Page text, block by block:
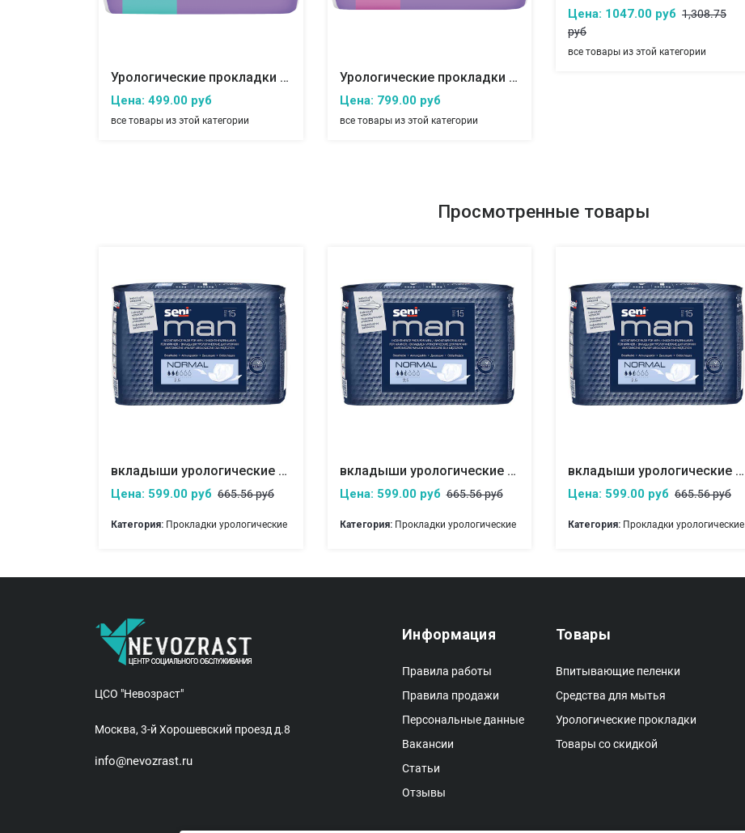
Урологические прокладки для женщин SENI LADY Extra
Цена: 499.00 руб
все товары из этой категории
Урологические прокладки для женщин SENI LADY Super
Цена: 799.00 руб
все товары из этой категории
Цена: 1047.00 руб 1,308.75
руб
все товары из этой категории
Просмотренные товары
вкладыши урологические для мужчин seni man normal
Цена: 599.00 руб 665.56 руб
Категория: Прокладки урологические
вкладыши урологические для мужчин seni man normal
Цена: 599.00 руб 665.56 руб
Категория: Прокладки урологические
вкладыши урологические для мужчин seni man normal
Цена: 599.00 руб 665.56 руб
Категория: Прокладки урологические
ЦСО "Невозраст"
Москва, 3-й Хорошевский проезд д.8
info@nevozrast.ru
Информация
Правила работы
Правила продажи
Персональные данные
Вакансии
Статьи
Отзывы
Товары
Впитывающие пеленки
Средства для мытья
Урологические прокладки
Товары со скидкой